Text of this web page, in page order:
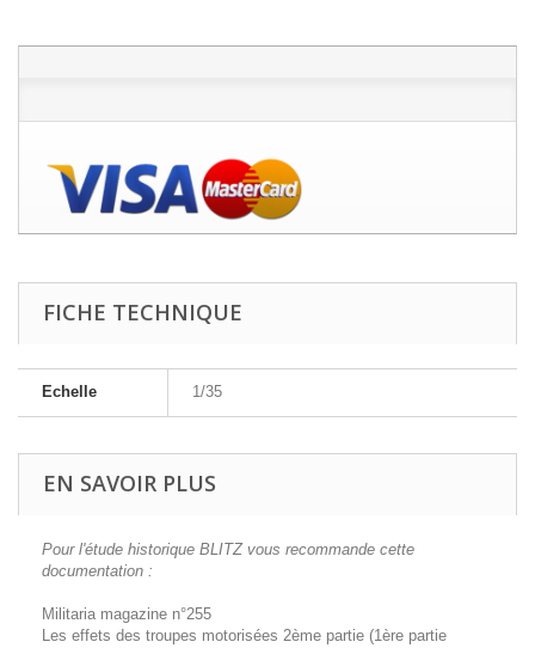
FICHE TECHNIQUE
Echelle 1/35
EN SAVOIR PLUS
Pour l'étude historique BLITZ vous recommande cette
documentation :
Militaria magazine n°255
Les effets des troupes motorisées 2ème partie (1ère partie